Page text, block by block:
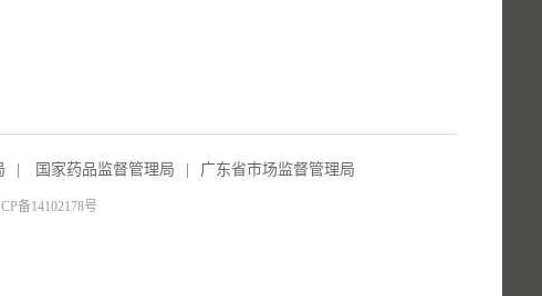
国家药品监督管理局 广东省市场监督管理局
备14102178号